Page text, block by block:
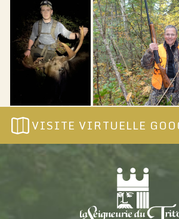
VISITE VIRTUELLE